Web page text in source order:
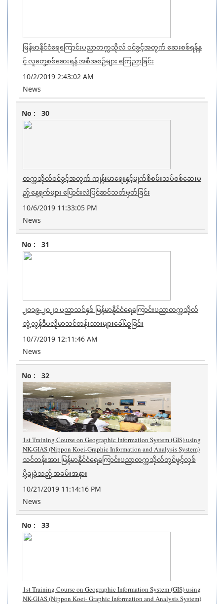
မြန်မာနိုင်ငံရေကြောင်းပညာတက္ကသိုလ် ဝင်ခွင့်အတွက် ဆေးစစ်ရန်နှ
င့် လူတွေ့စစ်ဆေးရန် အစီအစဉ်များ ကြေညာခြင်း
10/2/2019 2:43:02 AM
News
30
တက္ကသိုလ်ဝင်ခွင့်အတွက် ကျန်းမာရေးနှင့်မျက်စိစမ်းသပ်စစ်ဆေးမ
ည့် နေ့ရက်များ ပြောင်းလဲပြင်ဆင်သတ်မှတ်ခြင်း
10/6/2019 11:33:05 PM
News
31
၂၀၁၉-၂၀၂၀ ပညာသင်နှစ် မြန်မာနိုင်ငံရေကြောင်းပညာတက္ကသိုလ်
ဘွဲ့လွန်ဒီပလိုမာသင်တန်းသားများခေါ်ယူခြင်း
10/7/2019 12:11:46 AM
News
32
1st Training Course on Geographic Information System (GIS) using
NK-GIAS (Nippon Koei-Graphic Information and Analysis System)
သင်တန်းအား မြန်မာနိုင်ငံရေကြောင်းပညာတက္ကသိုလ်တွင်ဖွင့်လှစ်
ပို့ချခဲ့သည့် အခမ်းအနား
10/21/2019 11:14:16 PM
News
33
1st Training Course on Geographic Information System (GIS) using
NK-GIAS (Nippon Koei- Graphic Information and Analysis System)